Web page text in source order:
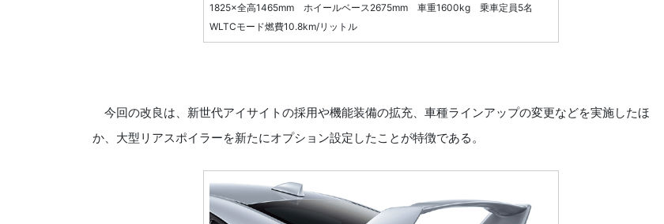
1825×全高1465mm ホイールベース2675mm 車重1600kg 乗車定員5名
WLTCモード燃費10.8km/リットル
今回の改良は、新世代アイサイトの採用や機能装備の拡充、車種ラインアップの変更などを実施したほ
か、大型リアスポイラーを新たにオプション設定したことが特徴である。